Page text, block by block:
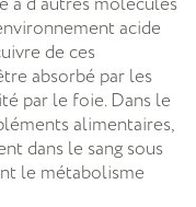
acide
de ces
absorbé par les
par le foie. Dans le
alimentaires,
dans le sang sous
le métabolisme